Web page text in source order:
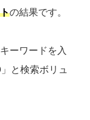
の結果です。
ーワードを入
」と検索ボリュ